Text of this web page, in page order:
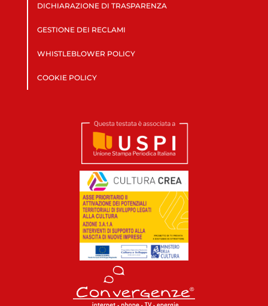
DICHIARAZIONE DI TRASPARENZA
GESTIONE DEI RECLAMI
WHISTLEBLOWER POLICY
COOKIE POLICY